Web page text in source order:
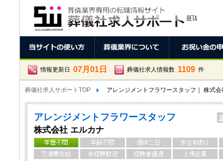
情報更新日 07月01日 葬儀社求人情報数 1109 件
葬儀社求人サポートTOP アレンジメントフラワースタッフ｜ 株式会
アレンジメントフラワースタッフ
株式会社 エルカナ